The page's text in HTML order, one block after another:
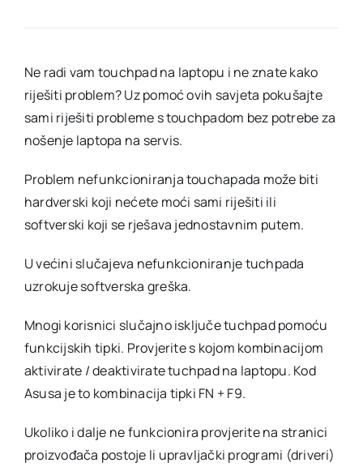
–
pokušajte
s
rješenjem
Ne radi vam touchpad na laptopu i ne znate kako
riješiti problem? Uz pomoć ovih savjeta pokušajte
sami riješiti probleme s touchpadom bez potrebe za
nošenje laptopa na servis.
Problem nefunkcioniranja touchapada može biti
hardverski koji nećete moći sami riješiti ili
softverski koji se rješava jednostavnim putem.
U većini slučajeva nefunkcioniranje tuchpada
uzrokuje softverska greška.
Mnogi korisnici slučajno isključe tuchpad pomoću
funkcijskih tipki. Provjerite s kojom kombinacijom
aktivirate / deaktivirate tuchpad na laptopu. Kod
Asusa je to kombinacija tipki FN + F9.
Ukoliko i dalje ne funkcionira provjerite na stranici
proizvođača postoje li upravljački programi (driveri)